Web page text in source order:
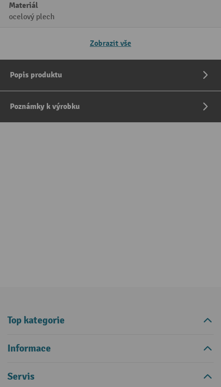
Materiál
ocelový plech
Zobrazit vše
Popis produktu
Poznámky k výrobku
Top kategorie
Informace
Servis